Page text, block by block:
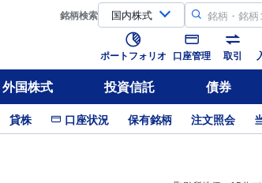
銘柄検索
ポートフォリオ 口座管理 取引
外国株式 投資信託 債券
貸株 口座状況 保有銘柄 注文照会